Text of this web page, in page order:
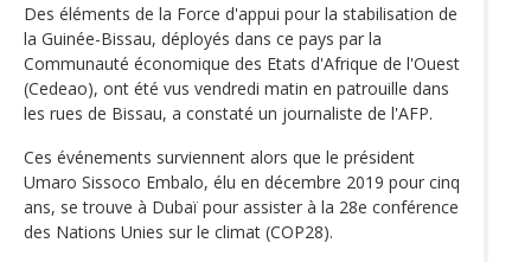
Des éléments de la Force d'appui pour la stabilisation de
la Guinée-Bissau, déployés dans ce pays par la
Communauté économique des Etats d'Afrique de l'Ouest
(Cedeao), ont été vus vendredi matin en patrouille dans
les rues de Bissau, a constaté un journaliste de l'AFP.
Ces événements surviennent alors que le président
Umaro Sissoco Embalo, élu en décembre 2019 pour cinq
ans, se trouve à Dubaï pour assister à la 28e conférence
des Nations Unies sur le climat (COP28).